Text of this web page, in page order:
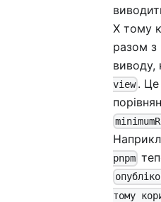
X тому
разом
виводу,
view .
pnpm
тому